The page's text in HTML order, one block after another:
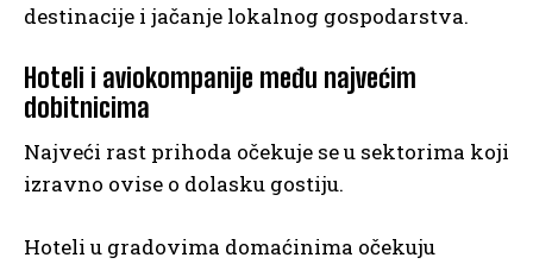
destinacije i jačanje lokalnog gospodarstva.
Hoteli i aviokompanije među najvećim
dobitnicima
Najveći rast prihoda očekuje se u sektorima koji
izravno ovise o dolasku gostiju.
Hoteli u gradovima domaćinima očekuju